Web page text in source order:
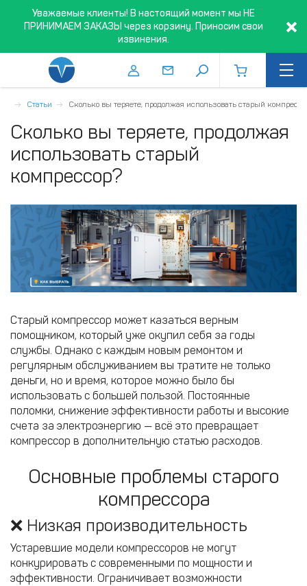
Уважаемые клиенты! В настоящий момент мы НЕ
ПРИНИМАЕМ ЗАКАЗЫ через корзину. Приносим свои
извинения.
Статьи Сколько вы теряете, продолжая использовать старый
Сколько вы теряете, продолжая
использовать старый
компрессор?
Старый компрессор может казаться верным
помощником, который уже окупил себя за годы
службы. Однако с каждым новым ремонтом и
регулярным обслуживанием вы тратите не только
деньги, но и время, которое можно было бы
использовать с большей пользой. Постоянные
поломки, снижение эффективности работы и высокие
счета за электроэнергию — всё это превращает
компрессор в дополнительную статью расходов.
Основные проблемы старого
компрессора
❌ Низкая производительность
Устаревшие модели компрессоров не могут
конкурировать с современными по мощности и
эффективности. Ограничивает возможности